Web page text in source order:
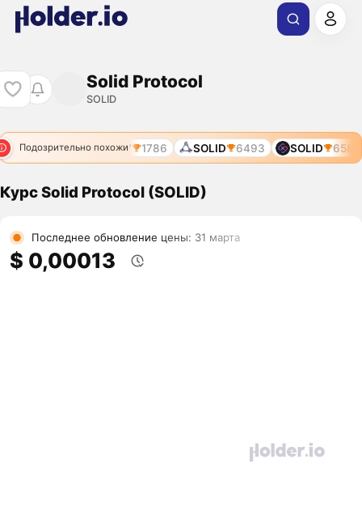
Solid Protocol
SOLID
Подозрительно похожи
SOLV 1786 SOLID 6493 SOLID 6583
Курс Solid Protocol (SOLID)
Последнее обновление цены: 31 марта
$ 0,00013